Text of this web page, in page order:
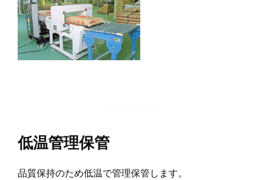
低温管理保管
品質保持のため低温で管理保管します。